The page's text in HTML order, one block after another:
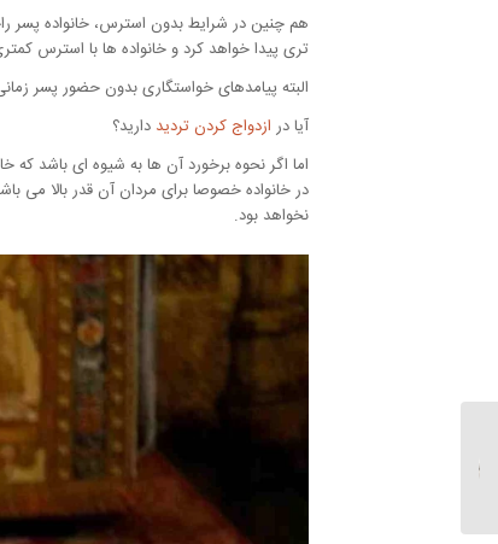
هم چنین در شرایط بدون استرس، خانواده پسر
تری پیدا خواهد کرد و خانواده ها با استرس
البته پیامدهای خواستگاری بدون حضور پسر
آیا در ازدواج کردن تردید دارید؟
اما اگر نحوه برخورد آن ها به شیوه ای باشد که
در خانواده خصوصا برای مردان آن قدر بالا می
نخواهد بود.